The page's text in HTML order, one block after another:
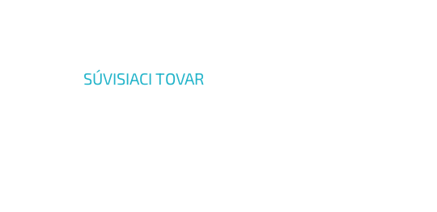
SÚVISIACI TOVAR